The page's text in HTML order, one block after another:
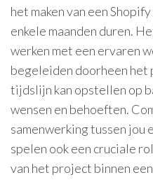
het maken van een
enkele maanden duren.
werken met een ervaren
begeleiden doorheen het
tijdslijn kan opstellen op
wensen en behoeften.
samenwerking tussen jou
spelen ook een cruciale
van het project binnen